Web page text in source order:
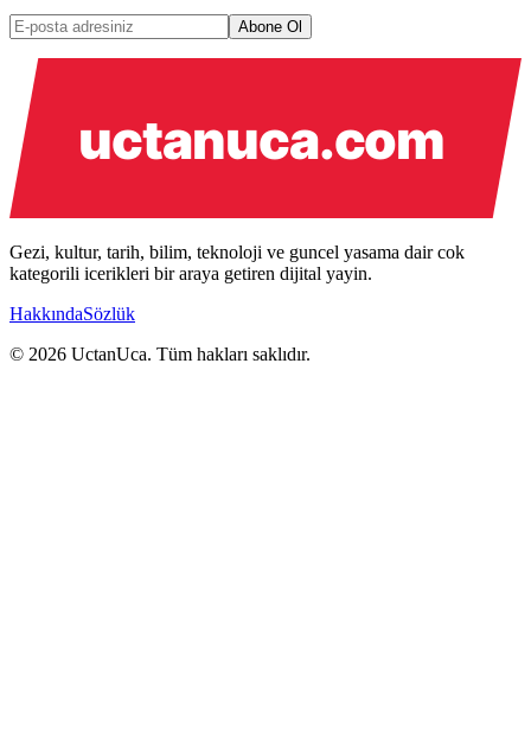
Abone Ol
Gezi, kultur, tarih, bilim, teknoloji ve guncel yasama dair cok
kategorili icerikleri bir araya getiren dijital yayin.
HakkındaSözlük
© 2026 UctanUca. Tüm hakları saklıdır.